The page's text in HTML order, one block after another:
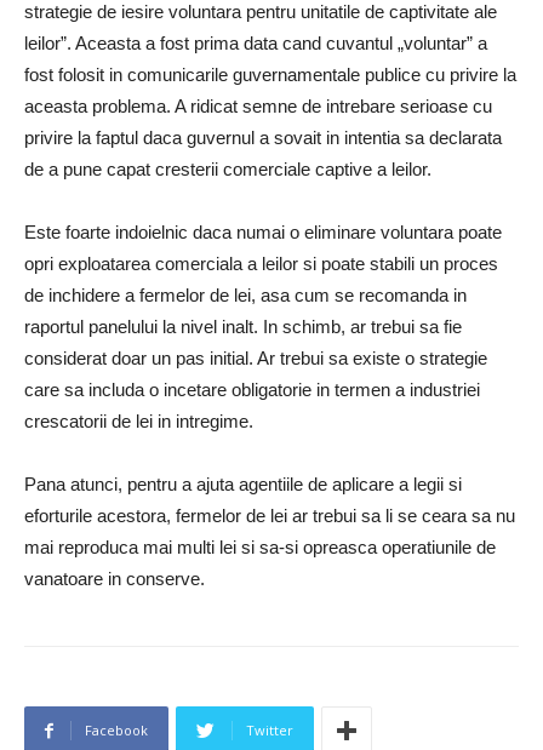
strategie de iesire voluntara pentru unitatile de captivitate ale
leilor”. Aceasta a fost prima data cand cuvantul „voluntar” a
fost folosit in comunicarile guvernamentale publice cu privire la
aceasta problema. A ridicat semne de intrebare serioase cu
privire la faptul daca guvernul a sovait in intentia sa declarata
de a pune capat cresterii comerciale captive a leilor.
Este foarte indoielnic daca numai o eliminare voluntara poate
opri exploatarea comerciala a leilor si poate stabili un proces
de inchidere a fermelor de lei, asa cum se recomanda in
raportul panelului la nivel inalt. In schimb, ar trebui sa fie
considerat doar un pas initial. Ar trebui sa existe o strategie
care sa includa o incetare obligatorie in termen a industriei
crescatorii de lei in intregime.
Pana atunci, pentru a ajuta agentiile de aplicare a legii si
eforturile acestora, fermelor de lei ar trebui sa li se ceara sa nu
mai reproduca mai multi lei si sa-si opreasca operatiunile de
vanatoare in conserve.
Facebook Twitter